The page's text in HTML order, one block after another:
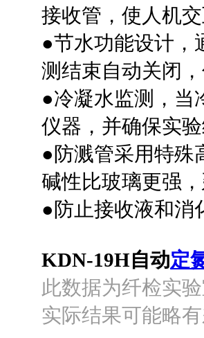
接收管，使人机
●节水功能设计，
测结束自动关闭
●冷凝水监测，当
仪器，并确保实验
● 防溅管采用特
碱性比玻璃更强
● 防止接收液和
KDN-19H自动定
此数据为纤检实
实际结果可能略有